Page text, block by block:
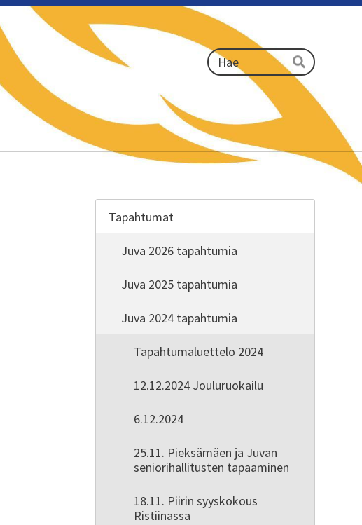
Haku
Hae
Tapahtumat
Juva 2026 tapahtumia
Juva 2025 tapahtumia
Juva 2024 tapahtumia
Tapahtumaluettelo 2024
12.12.2024 Jouluruokailu
6.12.2024
25.11. Pieksämäen ja Juvan
seniorihallitusten tapaaminen
18.11. Piirin syyskokous
Ristiinassa